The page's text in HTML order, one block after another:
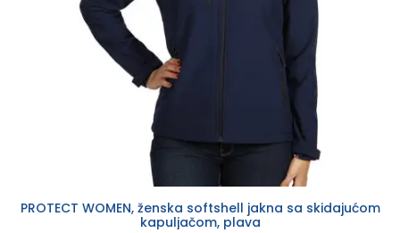
PROTECT WOMEN, ženska softshell jakna sa skidajućom
kapuljačom, plava